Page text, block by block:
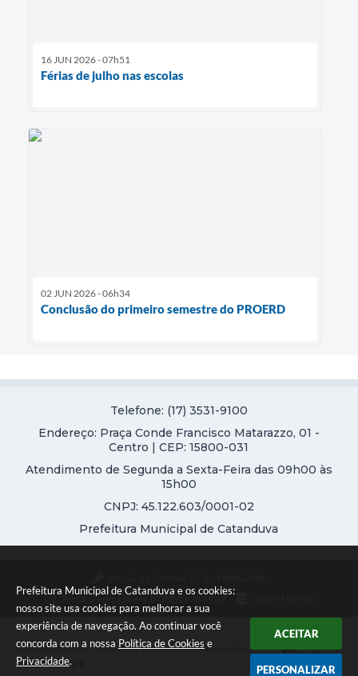
Prefeitura Municipal de Catanduva e os cookies:
nosso site usa cookies para melhorar a sua
experiência de navegação. Ao continuar você
concorda com a nossa Política de Cookies e
Privacidade.
ACEITAR
PERSONALIZAR
16 JUN 2026 - 07h51
Férias de julho nas escolas
02 JUN 2026 - 06h34
Conclusão do primeiro semestre do PROERD
Telefone: (17) 3531-9100
Endereço: Praça Conde Francisco Matarazzo, 01 -
Centro | CEP: 15800-031
Atendimento de Segunda a Sexta-Feira das 09h00 às
15h00
CNPJ: 45.122.603/0001-02
Prefeitura Municipal de Catanduva
Portal atualizado em:
Copyright Instar - 2006-2026. Todos os direitos reservados -
Instar Tecnologia